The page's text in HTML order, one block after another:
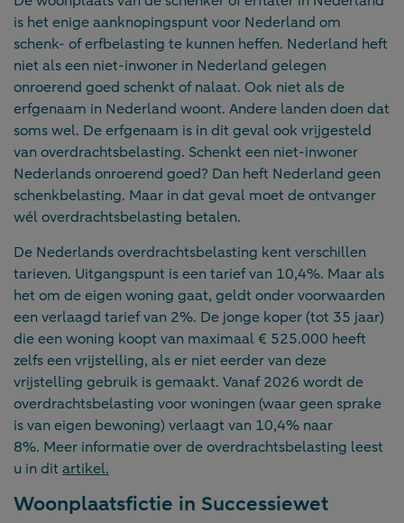
is het enige aanknopingspunt voor Nederland om
schenk- of erfbelasting te kunnen heffen. Nederland heft
niet als een niet-inwoner in Nederland gelegen
onroerend goed schenkt of nalaat. Ook niet als de
erfgenaam in Nederland woont. Andere landen doen dat
soms wel. De erfgenaam is in dit geval ook vrijgesteld
van overdrachtsbelasting. Schenkt een niet-inwoner
Nederlands onroerend goed? Dan heft Nederland geen
schenkbelasting. Maar in dat geval moet de ontvanger
wél overdrachtsbelasting betalen.
De Nederlands overdrachtsbelasting kent verschillen
tarieven. Uitgangspunt is een tarief van 10,4%. Maar als
het om de eigen woning gaat, geldt onder voorwaarden
een verlaagd tarief van 2%. De jonge koper (tot 35 jaar)
die een woning koopt van maximaal € 525.000 heeft
zelfs een vrijstelling, als er niet eerder van deze
vrijstelling gebruik is gemaakt. Vanaf 2026 wordt de
overdrachtsbelasting voor woningen (waar geen sprake
is van eigen bewoning) verlaagt van 10,4% naar
8%. Meer informatie over de overdrachtsbelasting leest
u in dit artikel.
Woonplaatsfictie in Successiewet